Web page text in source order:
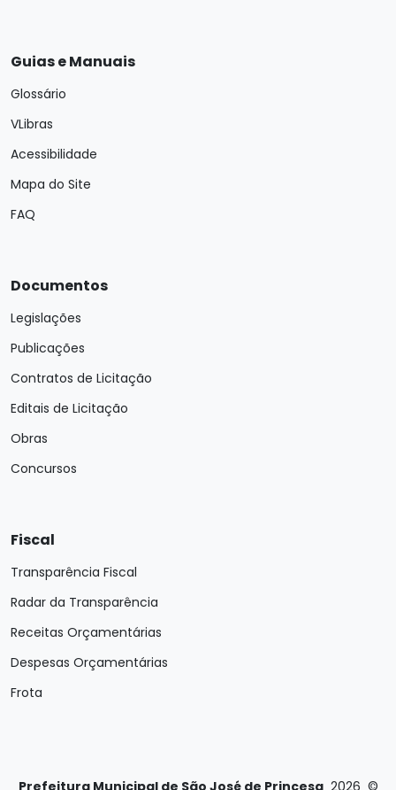
Guias e Manuais
Glossário
VLibras
Acessibilidade
Mapa do Site
FAQ
Documentos
Legislações
Publicações
Contratos de Licitação
Editais de Licitação
Obras
Concursos
Fiscal
Transparência Fiscal
Radar da Transparência
Receitas Orçamentárias
Despesas Orçamentárias
Frota
Prefeitura Municipal de São José de Princesa 2026 ©